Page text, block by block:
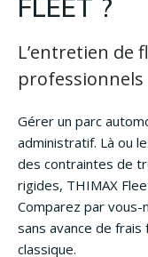
FLEET ?
L’entretien de
professionnels
Gérer un parc
administratif. Là ou
des contraintes de
rigides, THIMAX
Comparez par vous-
sans avance de
classique.